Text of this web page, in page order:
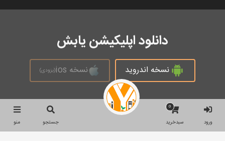
ورود
0
سبدخرید جستجو منو
دانلود اپلیکیشن یابش
نسخه اندروید نسخه ios (بزودی)
تمام حقوق محفوظ است © 2026